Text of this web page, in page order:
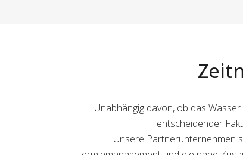
Unabhängig davon, ob das
entscheidender
Unsere Partnerunternehmen